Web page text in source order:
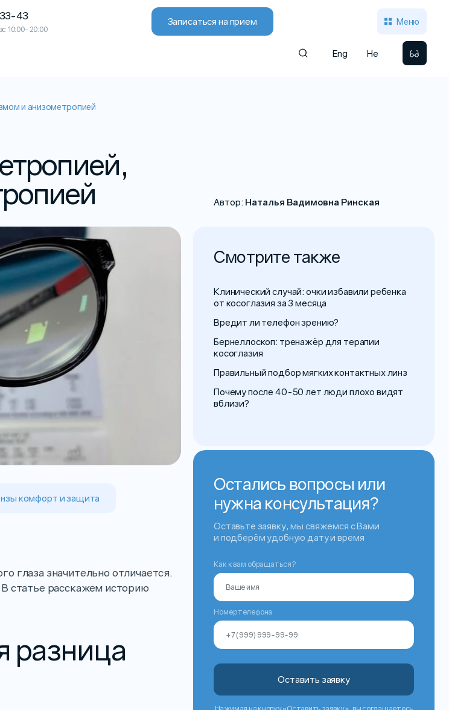
43
10:00-20:00
Записаться на прием Меню
Eng He
и анизометропией
Автор: Наталья Вадимовна Ринская
комфорт и защита
глаза значительно отличается.
статье расскажем историю
разница
Смотрите также
Клинический случай: очки избавили ребенка
от косоглазия за 3 месяца
Вредит ли телефон зрению?
Бернеллоскоп: тренажёр для терапии
косоглазия
Правильный подбор мягких контактных линз
Почему после 40-50 лет люди плохо видят
вблизи?
Остались вопросы или
нужна консультация?
Оставьте заявку, мы свяжемся с Вами
и подберём удобную дату и время
Как к вам обращаться?
Номер телефона
Оставить заявку